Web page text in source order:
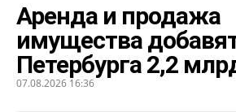
Аренда и продажа
имущества
Петербурга 2,2
07.08.2026 16:36